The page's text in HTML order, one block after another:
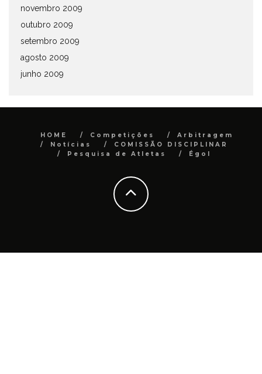
novembro 2009
outubro 2009
setembro 2009
agosto 2009
junho 2009
HOME Competições
Arbitragem
Notícias
COMISSÃO DISCIPLINAR
Pesquisa de Atletas
Égol